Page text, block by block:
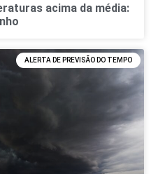
acima da média:
ALERTA DE PREVISÃO DO TEMPO